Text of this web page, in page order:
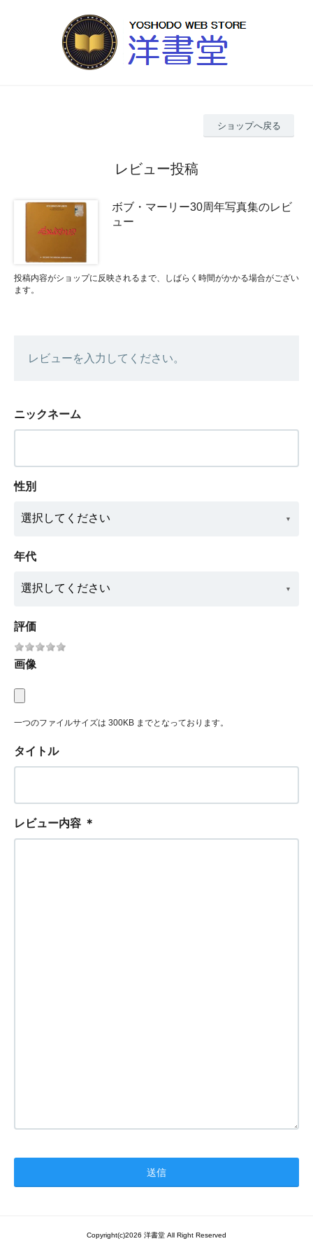
ショップへ戻る
レビュー投稿
ボブ・マーリー30周年写真集のレビ
ュー
投稿内容がショップに反映されるまで、しばらく時間がかかる場合がござい
ます。
レビューを入力してください。
ニックネーム
性別
年代
評価
画像
一つのファイルサイズは 300KB までとなっております。
タイトル
レビュー内容 ＊
Copyright(c)2026 洋書堂 All Right Reserved